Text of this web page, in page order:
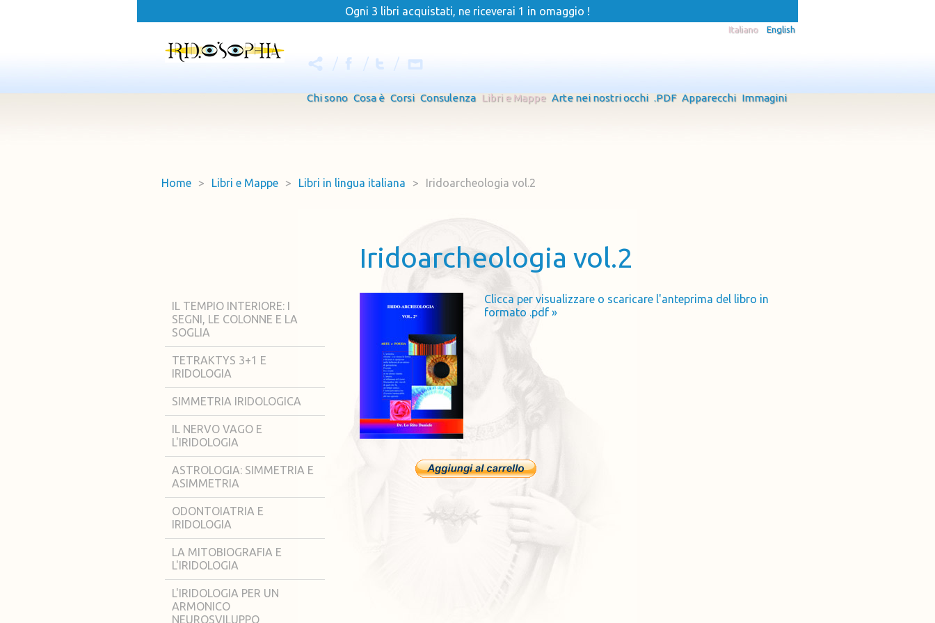
Ogni 3 libri acquistati, ne riceverai 1 in omaggio !
Italiano English
Chi sono Cosa è Corsi Consulenza Libri e Mappe Arte nei nostri occhi .PDF Apparecchi Immagini
Home > Libri e Mappe > Libri in lingua italiana > Iridoarcheologia vol.2
IL TEMPIO INTERIORE: I
SEGNI, LE COLONNE E LA
SOGLIA
TETRAKTYS 3+1 E
IRIDOLOGIA
SIMMETRIA IRIDOLOGICA
IL NERVO VAGO E
L'IRIDOLOGIA
ASTROLOGIA: SIMMETRIA E
ASIMMETRIA
ODONTOIATRIA E
IRIDOLOGIA
LA MITOBIOGRAFIA E
L'IRIDOLOGIA
L'IRIDOLOGIA PER UN
ARMONICO
NEUROSVILUPPO
Iridoarcheologia vol.2
Clicca per visualizzare o scaricare l'anteprima del libro in
formato .pdf »